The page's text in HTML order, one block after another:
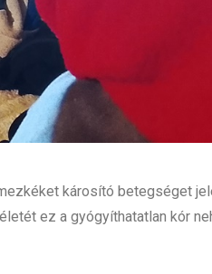
károsító betegséget
ez a gyógyíthatatlan kór